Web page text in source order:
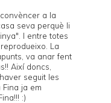
a la
seva perquè li
I entre totes
La
va anar fent
Així doncs,
seguit les
ja em
:)